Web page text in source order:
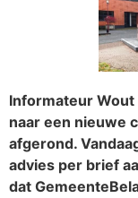
Informateur
naar een nieuwe
afgerond.
advies per brief
dat